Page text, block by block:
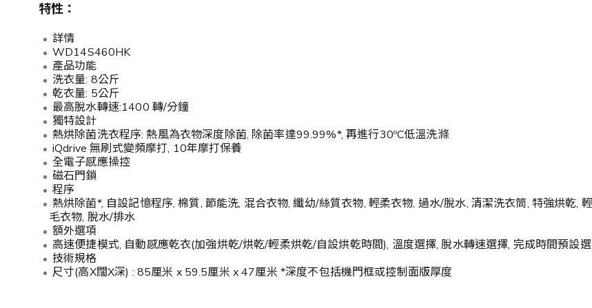
特性：
詳情
WD14S460HK
產品功能
洗衣量: 8公斤
乾衣量: 5公斤
最高脫水轉速:1400 轉/分鐘
獨特設計
熱烘除菌洗衣程序: 熱風為衣物深度除菌, 除菌率達99.99%*, 再進行30ºC低溫洗滌
iQdrive 無刷式變頻摩打, 10年摩打保養
全電子感應操控
磁石門鎖
程序
熱烘除菌*, 自設記憶程序, 棉質, 節能洗, 混合衣物, 纖幼/絲質衣物, 輕柔衣物, 過水/脫水, 清潔洗衣筒, 特強烘乾,
毛衣物, 脫水/排水
額外選項
高速便捷模式, 自動感應乾衣(加強烘乾/烘乾/輕柔烘乾/自設烘乾時間), 溫度選擇, 脫水轉速選擇, 完成時間預設
技術規格
尺寸(高X闊X深) : 85厘米 x 59.5厘米 x 47厘米 *深度不包括機門框或控制面版厚度